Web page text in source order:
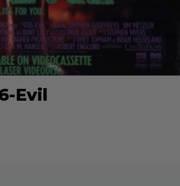
Evil